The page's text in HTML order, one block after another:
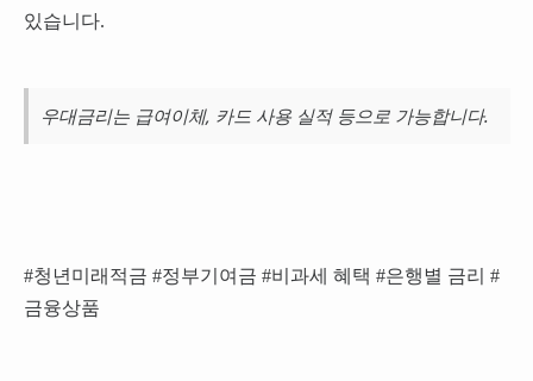
있습니다.
우대금리는 급여이체, 카드 사용 실적 등으로 가능합니다.
#청년미래적금 #정부기여금 #비과세 혜택 #은행별 금리 #
금융상품